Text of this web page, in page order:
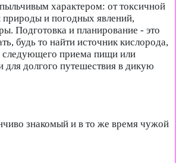
характером: от токсичной
и погодных явлений,
Подготовка и планирование - это
будь то найти источник кислорода,
следующего приема пищи или
для долгого путешествия в дикую
знакомый и в то же время чужой